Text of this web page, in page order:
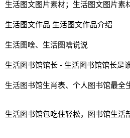
生活图文图片素材；生活图文图片素
生活图文作品 生活图文作品介绍
生活图啥、生活图啥说说
生活图书馆馆长 - 生活图书馆馆长是
生活图书馆生肖表、个人图书馆最全
生活图书馆包吃住轻松，图书馆生活